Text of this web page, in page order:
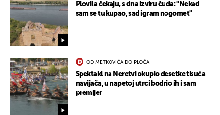
Plovila čekaju, s dna izviru čuda: "Nekad
sam se tu kupao, sad igram nogomet"
OD METKOVIĆA DO PLOČA
Spektakl na Neretvi okupio desetke tisuća
navijača, u napetoj utrci bodrio ih i sam
premijer